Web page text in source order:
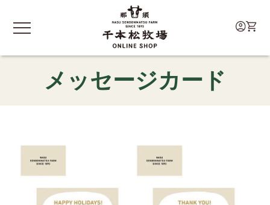
メッセージカード